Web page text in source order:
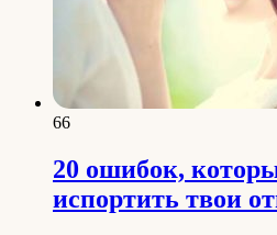
66
20 ошибок,
испортить твои